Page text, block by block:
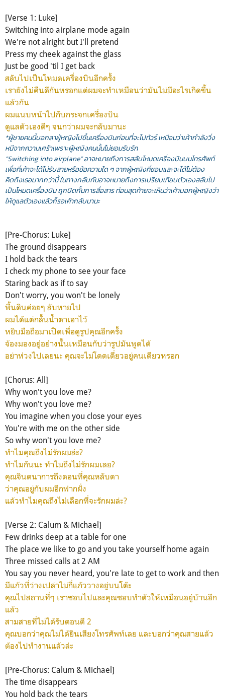
[Verse 1: Luke]
Switching into airplane mode again
We're not alright but I'll pretend
Press my cheek against the glass
Just be good 'til I get back
สลับไปเป็นโหมดเครื่องบินอีกครั้ง
เรายังไม่คืนดีกันหรอกแต่ผมจะทำเหมือนว่ามันไม่มีอะไรเกิดขึ้น
แล้วกัน
ผมแนบหน้าไปกับกระจกเครื่องบิน
ดูแลตัวเองดีๆ จนกว่าผมจะกลับมานะ
*ผู้ชายคนนี้บอกลาผู้หญิงไปขึ้นเครื่องบินก่อนที่จะไปทัวร์ เหมือนว่าเค้ากำลังวิ่ง
หนีจากความเศร้าเพราะผู้หญิงคนนั้นไม่ยอมรับรัก
“Switching into airplane” อาจหมายถึงการสลับโหมดเครื่องบินบนโทรศัพท์
เพื่อที่เค้าจะได้ไม่รับสายหรือข้อความใด ๆ จากผู้หญิงที่ชอบและจะได้ไม่ต้อง
คิดถึงเธอมากกว่านี้ ในทางกลับกันอาจหมายถึงการเปรียบเทียบตัวเองสลับไป
เป็นโหมดเครื่องบิน ถูกปิดกั้นการสื่อสาร ท่อนสุดท้ายจะเห็นว่าเค้าบอกผู้หญิงว่า
ให้ดูแลตัวเองแล้วก็รอเค้ากลับมานะ
[Pre-Chorus: Luke]
The ground disappears
I hold back the tears
I check my phone to see your face
Staring back as if to say
Don't worry, you won't be lonely
พื้นดินค่อยๆ ลับหายไป
ผมได้แต่กลั้นน้ำตาเอาไว้
หยิบมือถือมาเปิดเพื่อดูรูปคุณอีกครั้ง
จ้องมองอยู่อย่างนั้นเหมือนกับว่ารูปมันพูดได้
อย่าห่วงไปเลยนะ คุณจะไม่โดดเดี่ยวอยู่คนเดียวหรอก
[Chorus: All]
Why won't you love me?
Why won't you love me?
You imagine when you close your eyes
You're with me on the other side
So why won't you love me?
ทำไมคุณถึงไม่รักผมล่ะ?
ทำไมกันนะ ทำไมถึงไม่รักผมเลย?
คุณจินตนาการถึงตอนที่คุณหลับตา
ว่าคุณอยู่กับผมอีกฟากฝั่ง
แล้วทำไมคุณถึงไม่เลือกที่จะรักผมล่ะ?
[Verse 2: Calum & Michael]
Few drinks deep at a table for one
The place we like to go and you take yourself home again
Three missed calls at 2 AM
You say you never heard, you're late to get to work and then
มีแก้วที่ว่างเปล่าไม่กี่แก้ววางอยู่บนโต๊ะ
คุณไปสถานที่ๆ เราชอบไปและคุณชอบทำตัวให้เหมือนอยู่บ้านอีก
แล้ว
สามสายที่ไม่ได้รับตอนตี 2
คุณบอกว่าคุณไม่ได้ยินเสียงโทรศัพท์เลย และบอกว่าคุณสายแล้ว
ต้องไปทำงานแล้วล่ะ
[Pre-Chorus: Calum & Michael]
The time disappears
You hold back the tears